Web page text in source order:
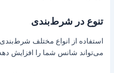
تنوع در شرط‌بندی
استفاده از انواع مختلف
می‌تواند شانس شما را افزایش